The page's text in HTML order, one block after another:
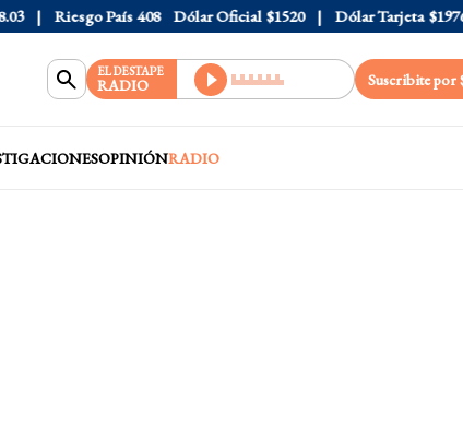
Riesgo País 408 Dólar Oficial $1520 Dólar Tarjeta $1976
EL DESTAPE
RADIO Suscribite por
OPINIÓNRADIO